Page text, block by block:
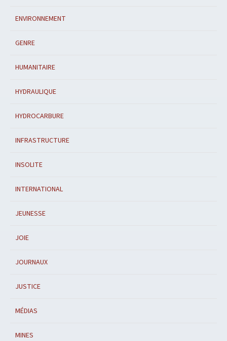
ENVIRONNEMENT
GENRE
HUMANITAIRE
HYDRAULIQUE
HYDROCARBURE
INFRASTRUCTURE
INSOLITE
INTERNATIONAL
JEUNESSE
JOIE
JOURNAUX
JUSTICE
MÉDIAS
MINES